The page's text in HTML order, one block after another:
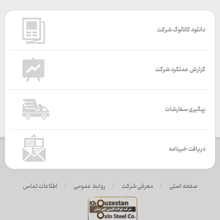
دانلود کاتالوگ شرکت
گزارش عملکرد شرکت
پیگیری سفارشات
دریافت خبرنامه
صفحه اصلی / معرفی شرکت / روابط عمومی / اطلاعات تماس